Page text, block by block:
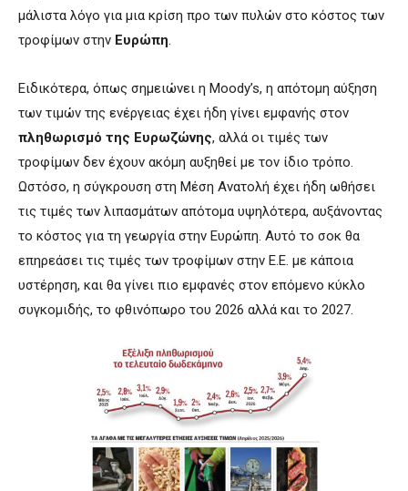
μάλιστα λόγο για μια κρίση προ των πυλών στο κόστος των
τροφίμων στην Ευρώπη.
Ειδικότερα, όπως σημειώνει η Moody’s, η απότομη αύξηση
των τιμών της ενέργειας έχει ήδη γίνει εμφανής στον
πληθωρισμό της Ευρωζώνης, αλλά οι τιμές των
τροφίμων δεν έχουν ακόμη αυξηθεί με τον ίδιο τρόπο.
Ωστόσο, η σύγκρουση στη Μέση Ανατολή έχει ήδη ωθήσει
τις τιμές των λιπασμάτων απότομα υψηλότερα, αυξάνοντας
το κόστος για τη γεωργία στην Ευρώπη. Αυτό το σοκ θα
επηρεάσει τις τιμές των τροφίμων στην Ε.Ε. με κάποια
υστέρηση, και θα γίνει πιο εμφανές στον επόμενο κύκλο
συγκομιδής, το φθινόπωρο του 2026 αλλά και το 2027.